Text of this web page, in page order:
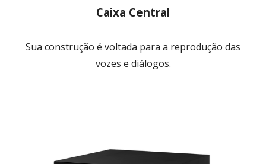
Caixa Central
Sua construção é voltada para a reprodução das
vozes e diálogos.